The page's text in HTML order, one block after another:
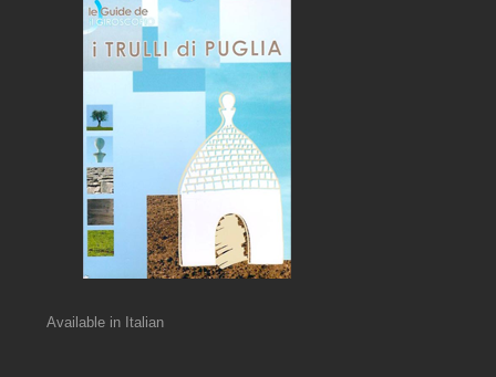
Available in Italian